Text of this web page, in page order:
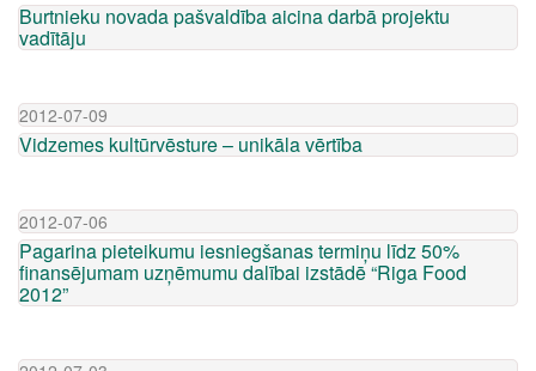
Burtnieku novada pašvaldība aicina darbā projektu
vadītāju
2012-07-09
Vidzemes kultūrvēsture – unikāla vērtība
2012-07-06
Pagarina pieteikumu iesniegšanas termiņu līdz 50%
finansējumam uzņēmumu dalībai izstādē “Riga Food
2012”